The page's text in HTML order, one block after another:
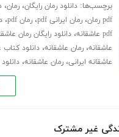
برچسب‌ها:دانلود رمان رایگان،رمان،
pdf رمان
،رمان ایرانی pdf ،رمان pdf ،
pdf عاشقانه ،دانلود رایگان رمان
عاشقانه،رمان عاشقانه،دانلود کتاب
عاشقانه ایرانی،رمان عاشقانه،
غیر مشترک